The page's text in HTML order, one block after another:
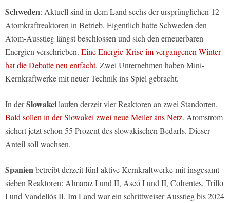
Schweden: Aktuell sind in dem Land sechs der ursprünglichen 12
Atomkraftreaktoren in Betrieb. Eigentlich hatte Schweden den
Atom-Ausstieg längst beschlossen und sich den erneuerbaren
Energien verschrieben. Eine Energie-Krise im vergangenen Winter
hat die Debatte neu entfacht. Zwei Unternehmen haben Mini-
Kernkraftwerke mit neuer Technik ins Spiel gebracht.
In derSlowakeilaufen derzeit vier Reaktoren an zwei Standorten.
Bald sollen in der Slowakei zwei neue Meiler ans Netz. Atomstrom
sichert jetzt schon 55 Prozent des slowakischen Bedarfs. Dieser
Anteil soll wachsen.
Spanienbetreibt derzeit fünf aktive Kernkraftwerke mit insgesamt
sieben Reaktoren: Almaraz I und II, Ascó I und II, Cofrentes, Trillo
I und Vandellós II. Im Land war ein schrittweiser Ausstieg bis 2024